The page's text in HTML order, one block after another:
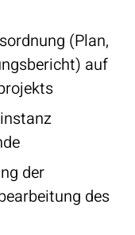
(Plan,
auf
der
des